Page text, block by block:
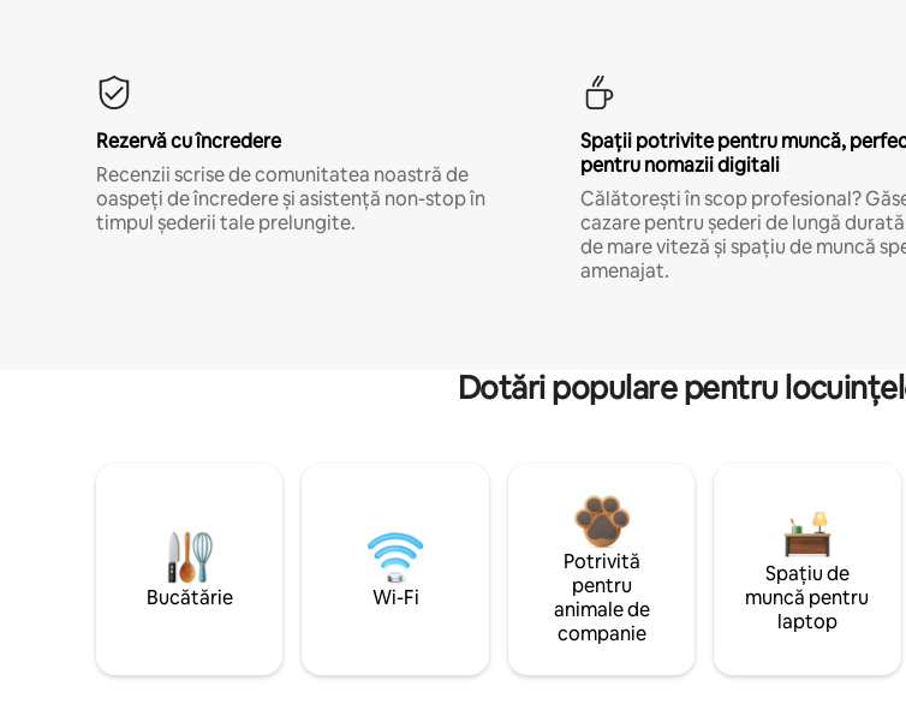
Rezervă cu încredere
Recenzii scrise de comunitatea noastră de
oaspeți de încredere și asistență non-stop în
timpul șederii tale prelungite.
Spații potrivite pentru muncă,
pentru nomazii digitali
Călătorești în scop profesional?
cazare pentru șederi de lungă
de mare viteză și spațiu de muncă
amenajat.
Dotări populare pentru
Bucătărie Wi-Fi
Potrivită
pentru
animale de
companie
Spațiu de
muncă pentru
laptop